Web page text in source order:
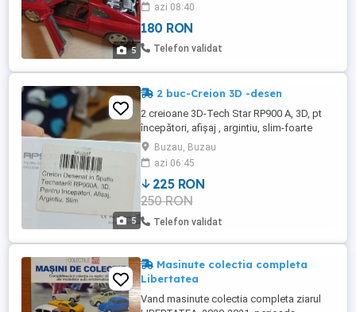
5
anunturile utilizatorului! transport in tara
doar cu firma de curierat, costurile sunt
suportate de catre cumparator!!! va rog nu
azi 08:40
180 RON
Telefon validat
5
2 buc-Creion 3D -desen
2 creioane 3D-Tech Star RP900 A, 3D, pt
începători, afișaj , argintiu, slim-foarte
important!! plus consumabile-10 mx10pcs
ambele+ consumabile-300- separat 175
..unul -
Buzau, Buzau
azi 06:45
225 RON
250 RON
Telefon validat
Masinute colectia completa
Libertatea
Vand masinute colectia completa ziarul